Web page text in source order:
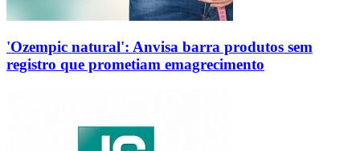
'Ozempic natural': Anvisa barra produtos sem
registro que prometiam emagrecimento